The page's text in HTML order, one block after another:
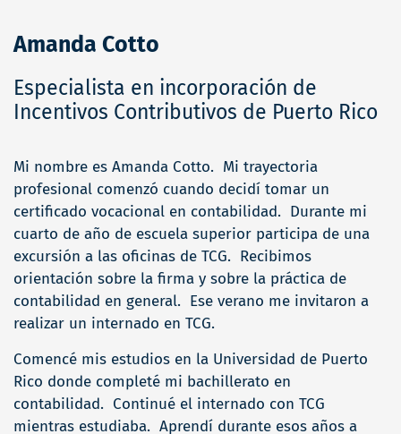
Amanda Cotto
Especialista en incorporación de
Incentivos Contributivos de Puerto Rico
Mi nombre es Amanda Cotto. Mi trayectoria
profesional comenzó cuando decidí tomar un
certificado vocacional en contabilidad. Durante mi
cuarto de año de escuela superior participa de una
excursión a las oficinas de TCG. Recibimos
orientación sobre la firma y sobre la práctica de
contabilidad en general. Ese verano me invitaron a
realizar un internado en TCG.
Comencé mis estudios en la Universidad de Puerto
Rico donde completé mi bachillerato en
contabilidad. Continué el internado con TCG
mientras estudiaba. Aprendí durante esos años a